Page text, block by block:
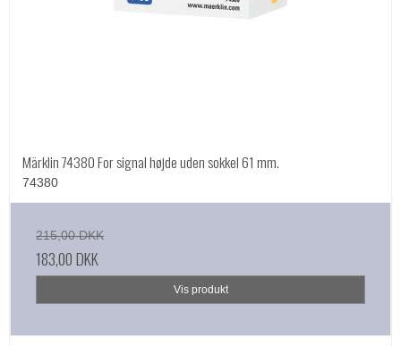
Märklin 74380 For signal højde uden sokkel 61 mm.
74380
215,00 DKK
183,00 DKK
Vis produkt